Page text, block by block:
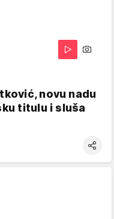
novu nadu
titulu i sluša